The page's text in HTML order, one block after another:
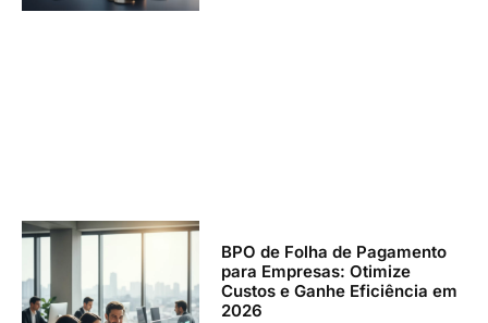
BPO de Folha de Pagamento
para Empresas: Otimize
Custos e Ganhe Eficiência em
2026